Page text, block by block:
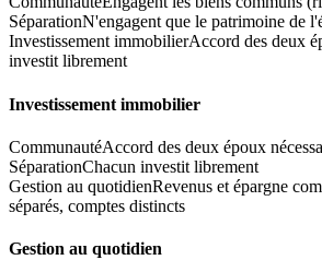
SéparationN'engagent que le patrimoine de
Investissement immobilierAccord des deux
investit librement
Investissement immobilier
CommunautéAccord des deux époux
SéparationChacun investit librement
Gestion au quotidienRevenus et épargne
séparés, comptes distincts
Gestion au quotidien